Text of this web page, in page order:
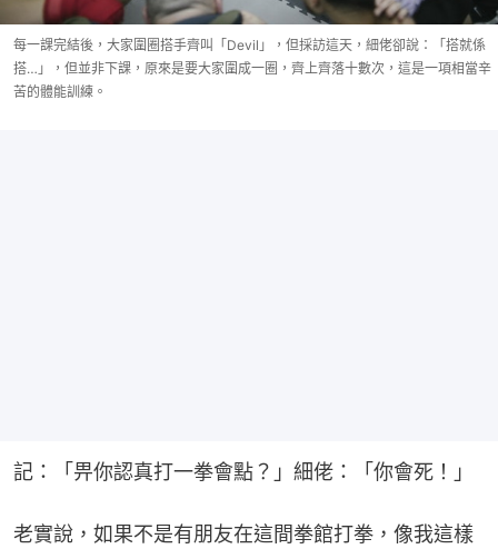
每一課完結後，大家圍圈搭手齊叫「Devil」，但採訪這天，細佬卻說：「搭就係
搭…」，但並非下課，原來是要大家圍成一圈，齊上齊落十數次，這是一項相當辛
苦的體能訓練。
記：「畀你認真打一拳會點？」細佬：「你會死！」
老實說，如果不是有朋友在這間拳館打拳，像我這樣